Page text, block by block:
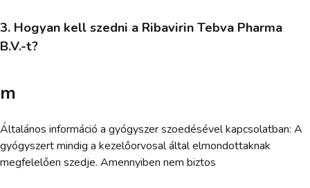
3. Hogyan kell szedni a Ribavirin Tebva Pharma
B.V.-t?
m
Általános információ a gyógyszer szoedésével kapcsolatban: A
gyógyszert mindig a kezelőorvosal által elmondottaknak
megfelelően szedje. Amennyiben nem biztos